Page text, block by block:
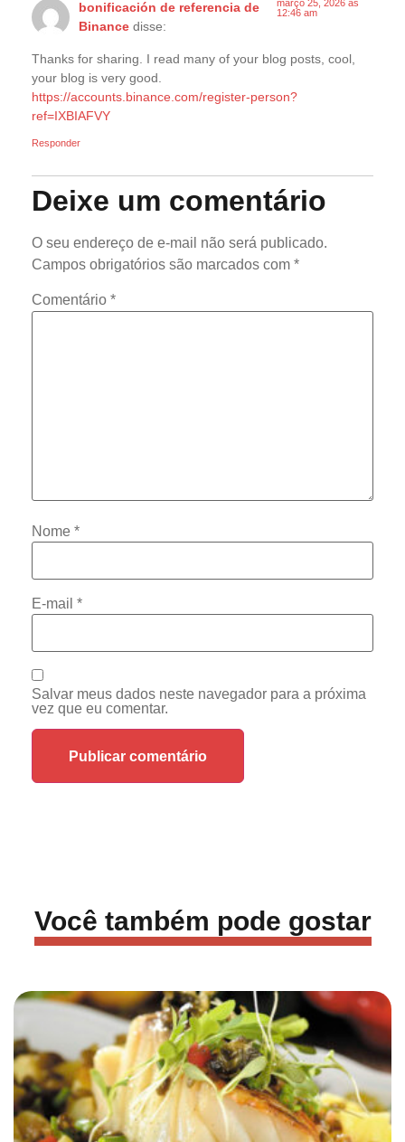
bonificación de referencia de
Binance disse:
março 25, 2026 às
12:46 am
Thanks for sharing. I read many of your blog posts, cool,
your blog is very good.
https://accounts.binance.com/register-person?
ref=IXBIAFVY
Responder
Deixe um comentário
O seu endereço de e-mail não será publicado.
Campos obrigatórios são marcados com *
Comentário *
Nome *
E-mail *
Salvar meus dados neste navegador para a próxima
vez que eu comentar.
Você também pode gostar